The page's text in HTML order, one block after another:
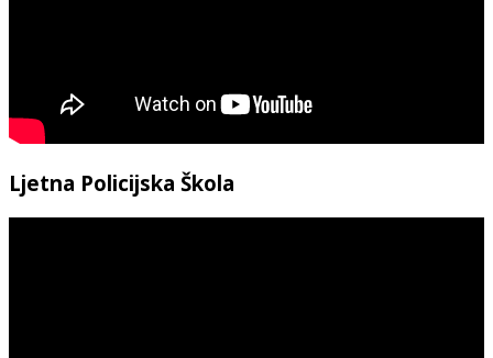
Ljetna Policijska Škola